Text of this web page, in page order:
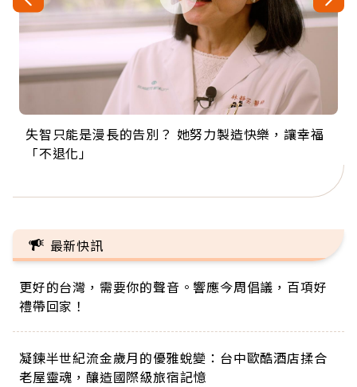
失智只能是漫長的告別？ 她努力製造快樂，讓幸福
「不退化」
來自剛果的巧克力神父 為台灣奉獻36年 「台灣是我
的家，我連作夢都講台語！」
63歲卸矽谷副總、搬回台灣找快樂！「蛋黃哥小
丑」走進安養院，逗樂上萬爺奶：退休後才開始真
104歲打破金氏世界紀錄 成為全球最年長羽球選
手，分享長壽的秘密原來是「這個」
事業巔峰他選擇追夢…黑手阿伯拉小提琴還登上小
巨蛋！連CNN都大讚！
最新快訊
更好的台灣，需要你的聲音。響應今周倡議，百項好
禮帶回家！
凝鍊半世紀流金歲月的優雅蛻變：台中歐酷酒店揉合
老屋靈魂，釀造國際級旅宿記憶